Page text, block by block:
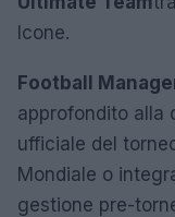
Icone.
Football
approfondito alla
ufficiale del
Mondiale o
gestione pre-